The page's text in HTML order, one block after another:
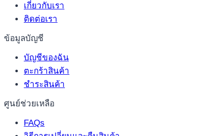
เกี่ยวกับเรา
ติดต่อเรา
ข้อมูลบัญชี
บัญชีของฉัน
ตะกร้าสินค้า
ชำระสินค้า
ศูนย์ช่วยเหลือ
FAQs